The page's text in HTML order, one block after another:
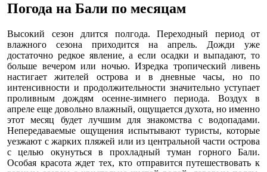
Погода на Бали по месяцам
Высокий сезон длится полгода. Переходный период от
влажного сезона приходится на апрель. Дожди уже
достаточно редкое явление, а если осадки и выпадают, то
больше вечером или ночью. Изредка тропический ливень
настигает жителей острова и в дневные часы, но по
интенсивности и продолжительности значительно уступает
проливным дождям осенне-зимнего периода. Воздух в
апреле еще довольно влажный, ощущается духота, но именно
этот месяц будет лучшим для знакомства с водопадами.
Непередаваемые ощущения испытывают туристы, которые
уезжают с жарких пляжей или из центральной части острова
с целью окунуться в прохладный туман горного Бали.
Особая красота ждет тех, кто отправится путешествовать к